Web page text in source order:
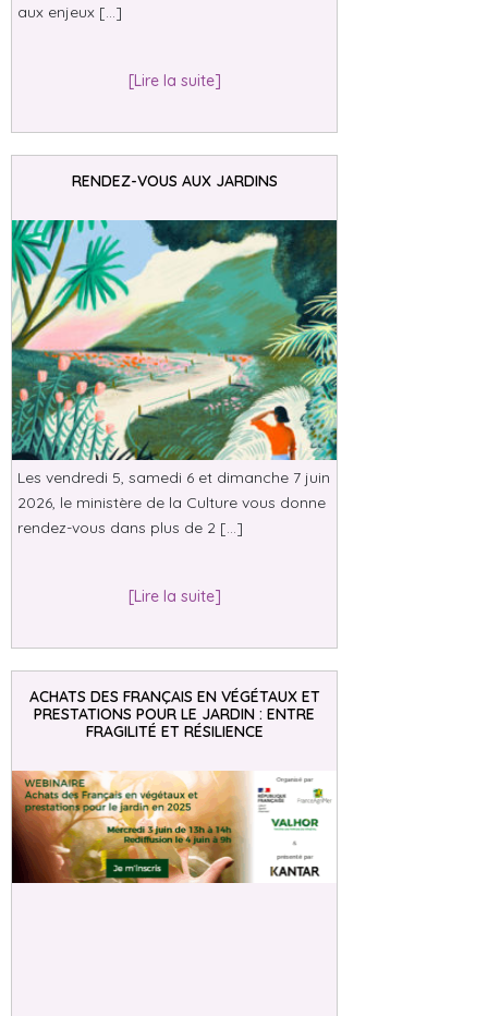
aux enjeux […]
[Lire la suite]
RENDEZ-VOUS AUX JARDINS
Les vendredi 5, samedi 6 et dimanche 7 juin
2026, le ministère de la Culture vous donne
rendez-vous dans plus de 2 […]
[Lire la suite]
ACHATS DES FRANÇAIS EN VÉGÉTAUX ET
PRESTATIONS POUR LE JARDIN : ENTRE
FRAGILITÉ ET RÉSILIENCE